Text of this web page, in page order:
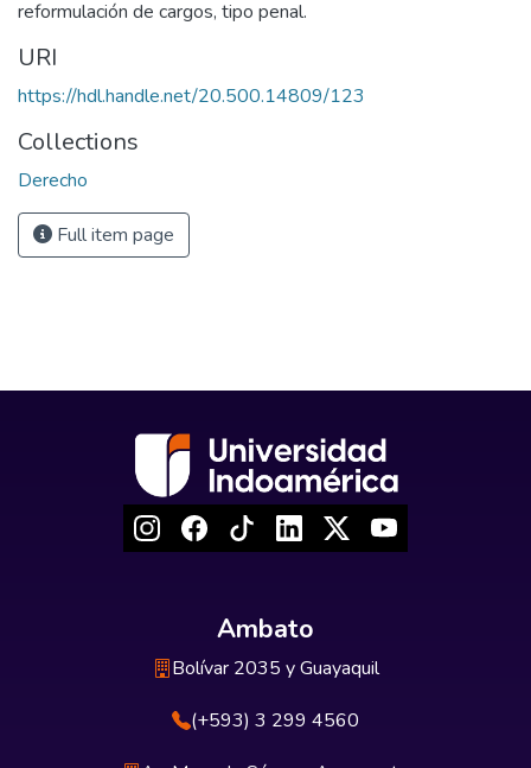
reformulación de cargos, tipo penal.
URI
https://hdl.handle.net/20.500.14809/123
Collections
Derecho
Full item page
Ambato
Bolívar 2035 y Guayaquil
(+593) 3 299 4560